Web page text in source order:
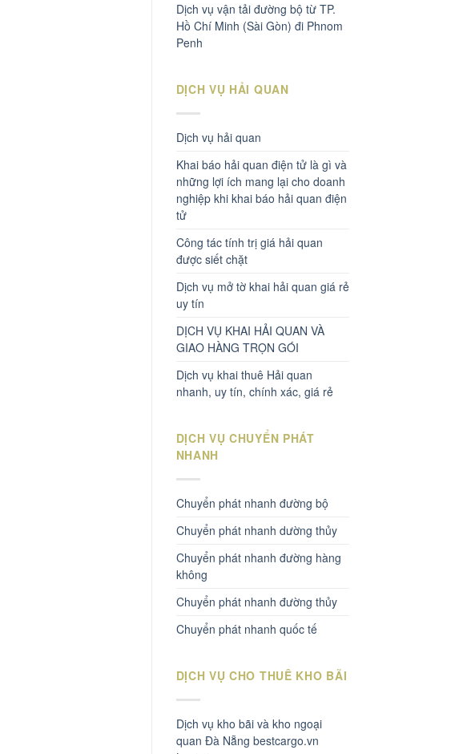
Dịch vụ vận tải đường bộ từ TP.
Hồ Chí Minh (Sài Gòn) đi Phnom
Penh
DỊCH VỤ HẢI QUAN
Dịch vụ hải quan
Khai báo hải quan điện tử là gì và
những lợi ích mang lại cho doanh
nghiệp khi khai báo hải quan điện
tử
Công tác tính trị giá hải quan
được siết chặt
Dịch vụ mở tờ khai hải quan giá rẻ
uy tín
DỊCH VỤ KHAI HẢI QUAN VÀ
GIAO HÀNG TRỌN GÓI
Dịch vụ khai thuê Hải quan
nhanh, uy tín, chính xác, giá rẻ
DỊCH VỤ CHUYỂN PHÁT
NHANH
Chuyển phát nhanh đường bộ
Chuyển phát nhanh dường thủy
Chuyển phát nhanh đường hàng
không
Chuyển phát nhanh đường thủy
Chuyển phát nhanh quốc tế
DỊCH VỤ CHO THUÊ KHO BÃI
Dịch vụ kho bãi và kho ngoại
quan Đà Nẵng bestcargo.vn